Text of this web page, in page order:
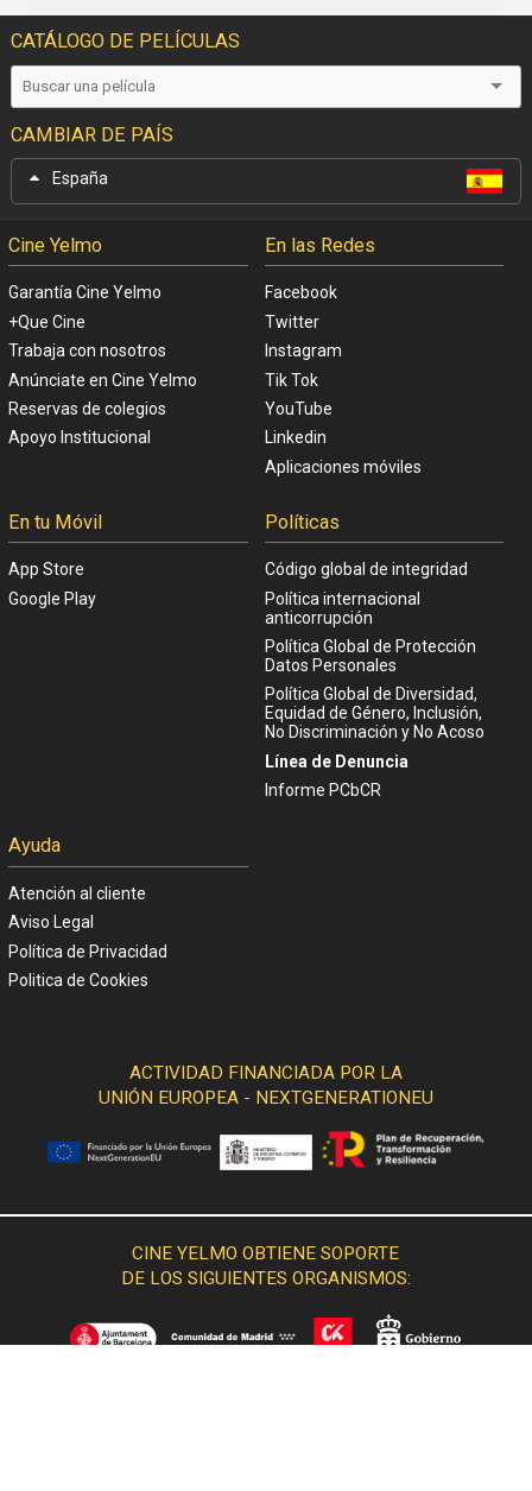
CATÁLOGO DE PELÍCULAS
CAMBIAR DE PAÍS
España
Cine Yelmo
Garantía Cine Yelmo
+Que Cine
Trabaja con nosotros
Anúnciate en Cine Yelmo
Reservas de colegios
Apoyo Institucional
En las Redes
Facebook
Twitter
Instagram
Tik Tok
YouTube
Linkedin
Aplicaciones móviles
En tu Móvil
App Store
Google Play
Políticas
Código global de integridad
Política internacional
anticorrupción
Política Global de Protección
Datos Personales
Política Global de Diversidad,
Equidad de Género, Inclusión,
No Discriminación y No Acoso
Línea de Denuncia
Informe PCbCR
Ayuda
Atención al cliente
Aviso Legal
Política de Privacidad
Politica de Cookies
ACTIVIDAD FINANCIADA POR LA
UNIÓN EUROPEA - NEXTGENERATIONEU
CINE YELMO OBTIENE SOPORTE
DE LOS SIGUIENTES ORGANISMOS: